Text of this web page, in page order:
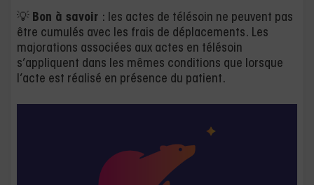
💡 Bon à savoir : les actes de télésoin ne peuvent pas
être cumulés avec les frais de déplacements. Les
majorations associées aux actes en télésoin
s’appliquent dans les mêmes conditions que lorsque
l’acte est réalisé en présence du patient.